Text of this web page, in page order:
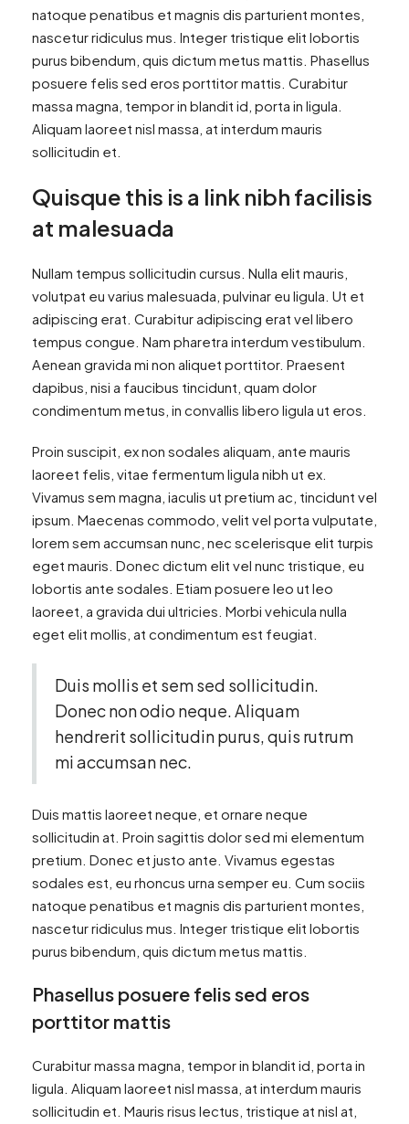
natoque penatibus et magnis dis parturient montes,
nascetur ridiculus mus. Integer tristique elit lobortis
purus bibendum, quis dictum metus mattis. Phasellus
posuere felis sed eros porttitor mattis. Curabitur
massa magna, tempor in blandit id, porta in ligula.
Aliquam laoreet nisl massa, at interdum mauris
sollicitudin et.
Quisque this is a link nibh facilisis
at malesuada
Nullam tempus sollicitudin cursus. Nulla elit mauris,
volutpat eu varius malesuada, pulvinar eu ligula. Ut et
adipiscing erat. Curabitur adipiscing erat vel libero
tempus congue. Nam pharetra interdum vestibulum.
Aenean gravida mi non aliquet porttitor. Praesent
dapibus, nisi a faucibus tincidunt, quam dolor
condimentum metus, in convallis libero ligula ut eros.
Proin suscipit, ex non sodales aliquam, ante mauris
laoreet felis, vitae fermentum ligula nibh ut ex.
Vivamus sem magna, iaculis ut pretium ac, tincidunt vel
ipsum. Maecenas commodo, velit vel porta vulputate,
lorem sem accumsan nunc, nec scelerisque elit turpis
eget mauris. Donec dictum elit vel nunc tristique, eu
lobortis ante sodales. Etiam posuere leo ut leo
laoreet, a gravida dui ultricies. Morbi vehicula nulla
eget elit mollis, at condimentum est feugiat.
Duis mollis et sem sed sollicitudin.
Donec non odio neque. Aliquam
hendrerit sollicitudin purus, quis rutrum
mi accumsan nec.
Duis mattis laoreet neque, et ornare neque
sollicitudin at. Proin sagittis dolor sed mi elementum
pretium. Donec et justo ante. Vivamus egestas
sodales est, eu rhoncus urna semper eu. Cum sociis
natoque penatibus et magnis dis parturient montes,
nascetur ridiculus mus. Integer tristique elit lobortis
purus bibendum, quis dictum metus mattis.
Phasellus posuere felis sed eros
porttitor mattis
Curabitur massa magna, tempor in blandit id, porta in
ligula. Aliquam laoreet nisl massa, at interdum mauris
sollicitudin et. Mauris risus lectus, tristique at nisl at,